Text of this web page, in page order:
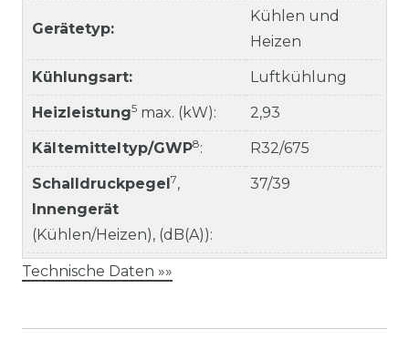
Gerätetyp:
Kühlen und
Heizen
Kühlungsart: Luftkühlung
Heizleistung5 max. (kW): 2,93
Kältemitteltyp/GWP8: R32/675
Schalldruckpegel 7,
Innengerät
(Kühlen/Heizen), (dB(A)):
37/39
Technische Daten »»